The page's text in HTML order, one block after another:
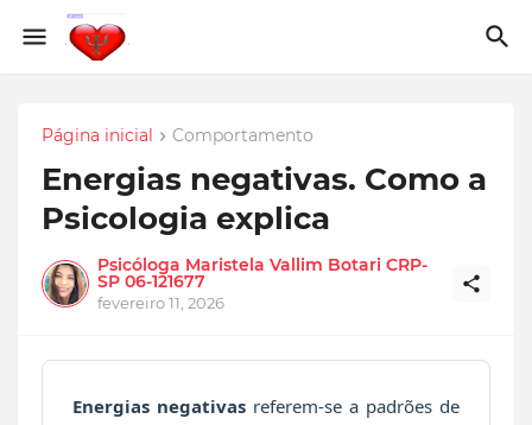
Página inicial Comportamento
Energias negativas. Como a
Psicologia explica
Psicóloga Maristela Vallim Botari CRP-
SP 06-121677
fevereiro 11, 2026
Energias negativas referem-se a padrões de